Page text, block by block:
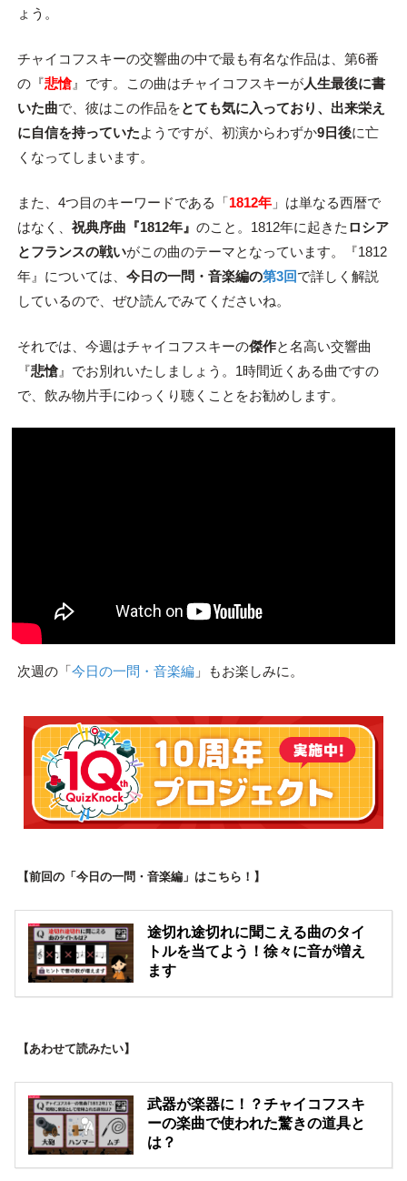
ょう。
チャイコフスキーの交響曲の中で最も有名な作品は、第6番
の『悲愴』です。この曲はチャイコフスキーが人生最後に書
いた曲で、彼はこの作品をとても気に入っており、出来栄え
に自信を持っていたようですが、初演からわずか9日後に亡
くなってしまいます。
また、4つ目のキーワードである「1812年」は単なる西暦で
はなく、 祝典序曲『1812年』 のこと。1812年に起きた ロシア
とフランスの戦いがこの曲のテーマとなっています。『1812
年』については、 今日の一問・音楽編の第3回で詳しく解説
しているので、ぜひ読んでみてくださいね。
それでは、今週はチャイコフスキーの傑作と名高い交響曲
『悲愴』でお別れいたしましょう。1時間近くある曲ですの
で、飲み物片手にゆっくり聴くことをお勧めします。
次週の「今日の一問・音楽編」もお楽しみに。
【前回の「今日の一問・音楽編」はこちら！】
途切れ途切れに聞こえる曲のタイ
トルを当てよう！徐々に音が増え
ます
【あわせて読みたい】
武器が楽器に！？チャイコフスキ
ーの楽曲で使われた驚きの道具と
は？